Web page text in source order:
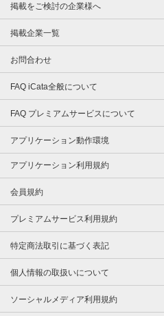
掲載をご検討の企業様へ
掲載企業一覧
お問合わせ
FAQ iCata全般について
FAQ プレミアムサービスについて
アプリケーション動作環境
アプリケーション利用規約
会員規約
プレミアムサービス利用規約
特定商法取引に基づく表記
個人情報の取扱いについて
ソーシャルメディア利用規約